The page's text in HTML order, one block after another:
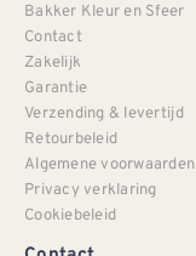
Bakker Kleur en Sfeer
Contact
Zakelijk
Garantie
Verzending & levertijd
Retourbeleid
Algemene voorwaarden
Privacy verklaring
Cookiebeleid